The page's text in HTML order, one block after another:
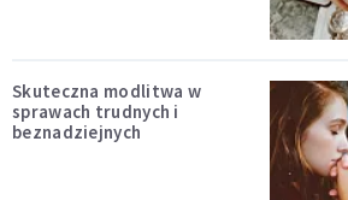
Skuteczna modlitwa w
sprawach trudnych i
beznadziejnych